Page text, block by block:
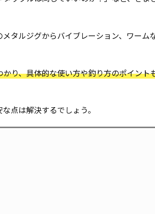
メタルジグからバイブレーション、ワーム
り、具体的な使い方や釣り方のポイント
点は解決するでしょう。